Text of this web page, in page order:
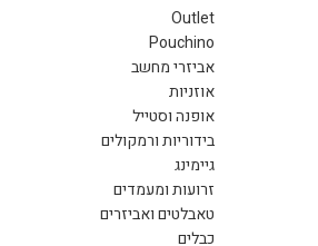
Outlet
Pouchino
אביזרי מחשב
אוזניות
אופנה וסטייל
בידוריות ורמקולים
גיימינג
זרועות ומעמדים
טאבלטים ואביזרים
כבלים